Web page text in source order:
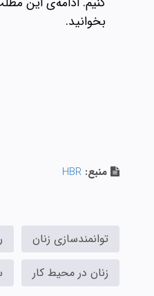
بخوانید.
منبع: HBR
توانمندسازی زنان
زنان در محیط کار